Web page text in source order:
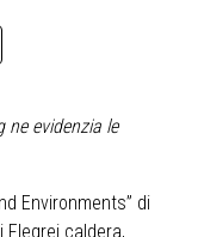
ne evidenzia le
Environments” di
caldera,